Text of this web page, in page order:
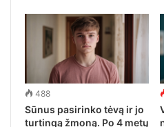
488
Sūnus pasirinko tėvą ir jo
turtingą žmoną. Po 4 metų